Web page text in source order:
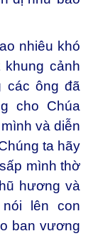
nhiêu khó
khung cảnh
các ông đã
cho Chúa
và diễn
ta hãy
mình thờ
hương và
lên con
ban vương